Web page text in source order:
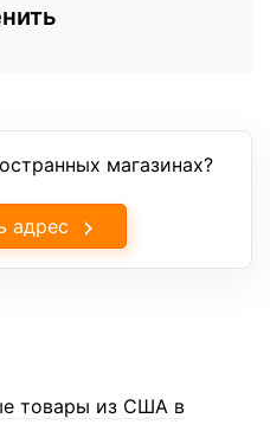
магазинах?
адрес
товары из США в